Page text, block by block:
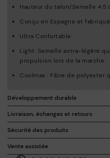
Vente assistée
Sécurité des produits
La sécurité de nos produits
C'est pourquoi nous avons
Hauteur du talon/Semelle 4.5
Conçu en Espagne et
Ultra Confortable
Light: Semelle extra-légère
propulsion lors de la marche.
Coolmax : Fibre de polyester
Livraison, échanges et retours
Livraison gratuite à
Développement durable
En achetant ce produit,
responsable du cuir via le
ISO 14006 Ecodesign:
de ces modèles sous le